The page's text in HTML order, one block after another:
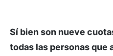
Sí bien son nueve
todas las personas que